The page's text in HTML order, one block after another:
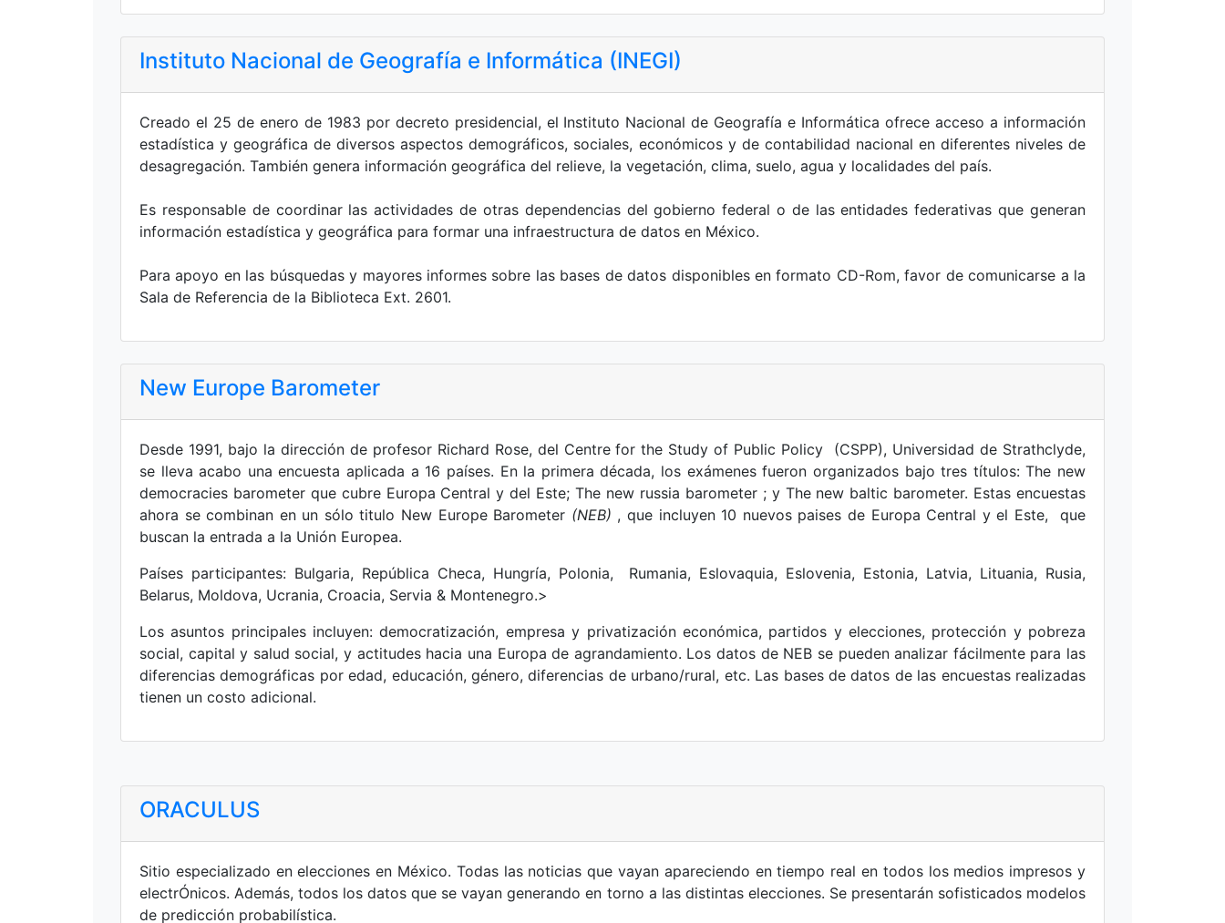
Instituto Nacional de Geografía e Informática (INEGI)
Creado el 25 de enero de 1983 por decreto presidencial, el Instituto Nacional de Geografía e Informática ofrece acceso a información
estadística y geográfica de diversos aspectos demográficos, sociales, económicos y de contabilidad nacional en diferentes niveles de
desagregación. También genera información geográfica del relieve, la vegetación, clima, suelo, agua y localidades del país.
Es responsable de coordinar las actividades de otras dependencias del gobierno federal o de las entidades federativas que generan
información estadística y geográfica para formar una infraestructura de datos en México.
Para apoyo en las búsquedas y mayores informes sobre las bases de datos disponibles en formato CD-Rom, favor de comunicarse a la
Sala de Referencia de la Biblioteca Ext. 2601.
New Europe Barometer
Desde 1991, bajo la dirección de profesor Richard Rose, del Centre for the Study of Public Policy (CSPP), Universidad de Strathclyde,
se lleva acabo una encuesta aplicada a 16 países. En la primera década, los exámenes fueron organizados bajo tres títulos: The new
democracies barometer que cubre Europa Central y del Este; The new russia barometer ; y The new baltic barometer. Estas encuestas
ahora se combinan en un sólo titulo New Europe Barometer (NEB) , que incluyen 10 nuevos paises de Europa Central y el Este, que
buscan la entrada a la Unión Europea.
Países participantes: Bulgaria, República Checa, Hungría, Polonia, Rumania, Eslovaquia, Eslovenia, Estonia, Latvia, Lituania, Rusia,
Belarus, Moldova, Ucrania, Croacia, Servia & Montenegro.>
Los asuntos principales incluyen: democratización, empresa y privatización económica, partidos y elecciones, protección y pobreza
social, capital y salud social, y actitudes hacia una Europa de agrandamiento. Los datos de NEB se pueden analizar fácilmente para las
diferencias demográficas por edad, educación, género, diferencias de urbano/rural, etc. Las bases de datos de las encuestas realizadas
tienen un costo adicional.
ORACULUS
Sitio especializado en elecciones en México. Todas las noticias que vayan apareciendo en tiempo real en todos los medios impresos y
electrÓnicos. Además, todos los datos que se vayan generando en torno a las distintas elecciones. Se presentarán sofisticados modelos
de predicción probabilística.